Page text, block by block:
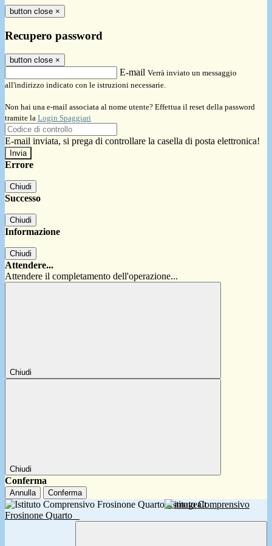
button close ×
Recupero password
button close ×
E-mail Verrà inviato un messaggio
all'indirizzo indicato con le istruzioni necessarie.
Non hai una e-mail associata al nome utente? Effettua il reset della password
tramite la Login Spaggiari
E-mail inviata, si prega di controllare la casella di posta elettronica!
Errore
Chiudi
Successo
Chiudi
Informazione
Chiudi
Attendere...
Attendere il completamento dell'operazione...
Chiudi
Chiudi
Conferma
Annulla Conferma
Istituto Comprensivo
Frosinone Quarto